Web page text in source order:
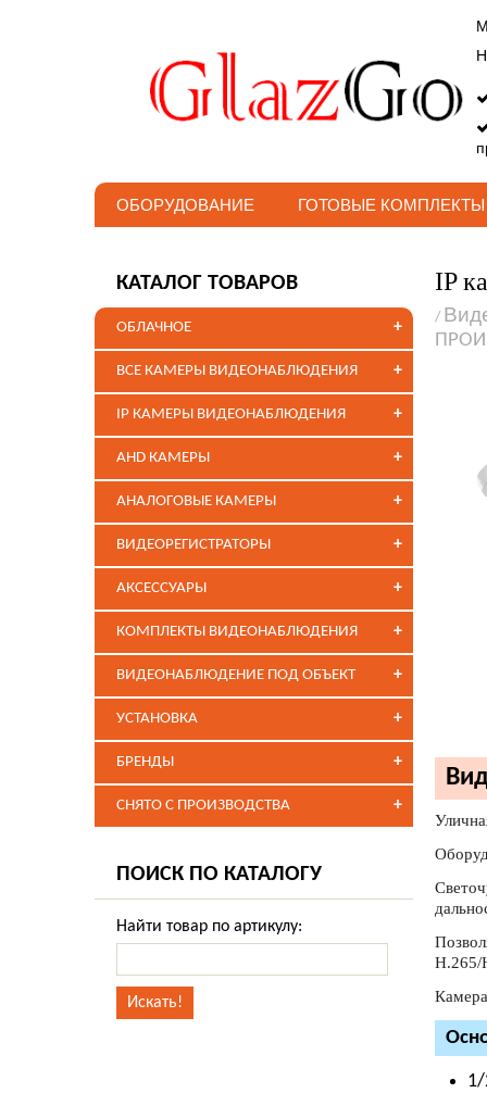
ОБОРУДОВАНИЕ ГОТОВЫЕ КОМПЛЕКТЫ
IP
/
H.265/
1/
КАТАЛОГ ТОВАРОВ
+
ОБЛАЧНОЕ
+
ВСЕ КАМЕРЫ ВИДЕОНАБЛЮДЕНИЯ
+
IP КАМЕРЫ ВИДЕОНАБЛЮДЕНИЯ
+
AHD КАМЕРЫ
+
АНАЛОГОВЫЕ КАМЕРЫ
+
ВИДЕОРЕГИСТРАТОРЫ
+
АКСЕССУАРЫ
+
КОМПЛЕКТЫ ВИДЕОНАБЛЮДЕНИЯ
+
ВИДЕОНАБЛЮДЕНИЕ ПОД ОБЪЕКТ
+
УСТАНОВКА
+
БРЕНДЫ
+
СНЯТО С ПРОИЗВОДСТВА
ПОИСК ПО КАТАЛОГУ
Найти товар по артикулу: